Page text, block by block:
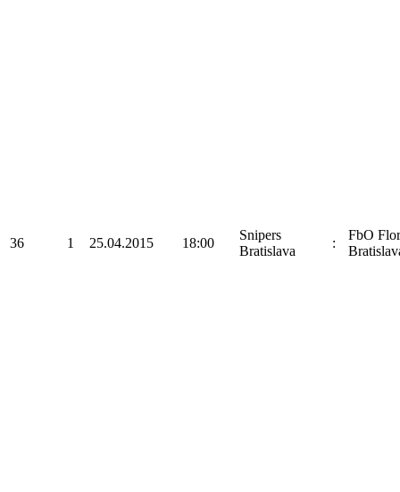
36 1 25.04.2015 18:00
Snipers
Bratislava
:
FbO